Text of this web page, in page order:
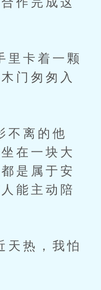
卡着一颗
门匆匆入
不离的他
在一块大
是属于安
能主动陪
热，我怕